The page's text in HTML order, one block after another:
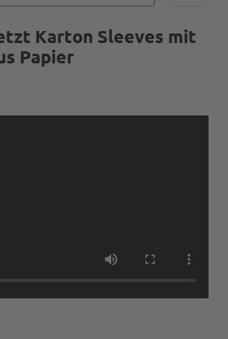
Karton Sleeves mit
Papier